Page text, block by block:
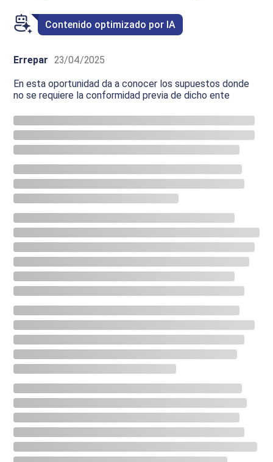
Contenido optimizado por IA
Errepar 23/04/2025
En esta oportunidad da a conocer los supuestos donde
no se requiere la conformidad previa de dicho ente